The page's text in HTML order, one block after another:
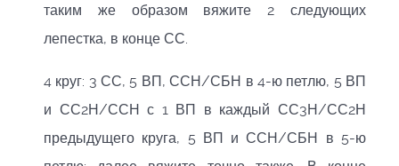
таким же образом вяжите 2 следующих
лепестка, в конце СС.
4 круг: 3 СС, 5 ВП, ССН/СБН в 4-ю петлю, 5 ВП
и СС2Н/ССН с 1 ВП в каждый СС3Н/СС2Н
предыдущего круга, 5 ВП и ССН/СБН в 5-ю